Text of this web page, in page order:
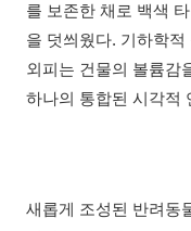
를 보존한 채로 백색
을 덧씌웠다. 기하학
외피는 건물의 볼륨감
하나의 통합된 시각적
새롭게 조성된 반려동